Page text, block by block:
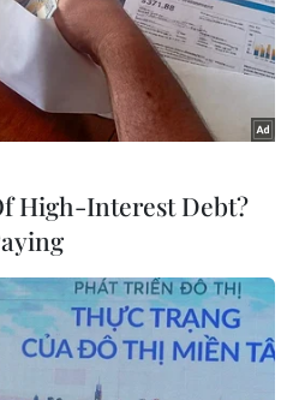
19 của Việt
High-Interest Debt?